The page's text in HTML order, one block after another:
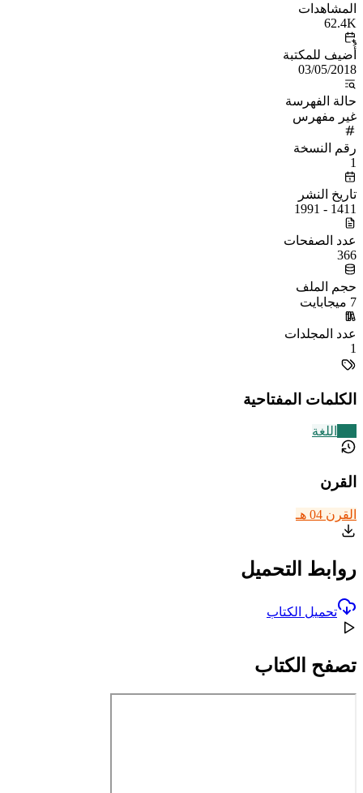
المشاهدات
62.4K
أُضيف للمكتبة
03/05/2018
حالة الفهرسة
غير مفهرس
رقم النسخة
1
تاريخ النشر
1411 - 1991
عدد الصفحات
366
حجم الملف
7 ميجابايت
عدد المجلدات
1
الكلمات المفتاحية
اللغة
القرن
القرن 04 هـ
روابط التحميل
تحميل الكتاب
تصفح الكتاب